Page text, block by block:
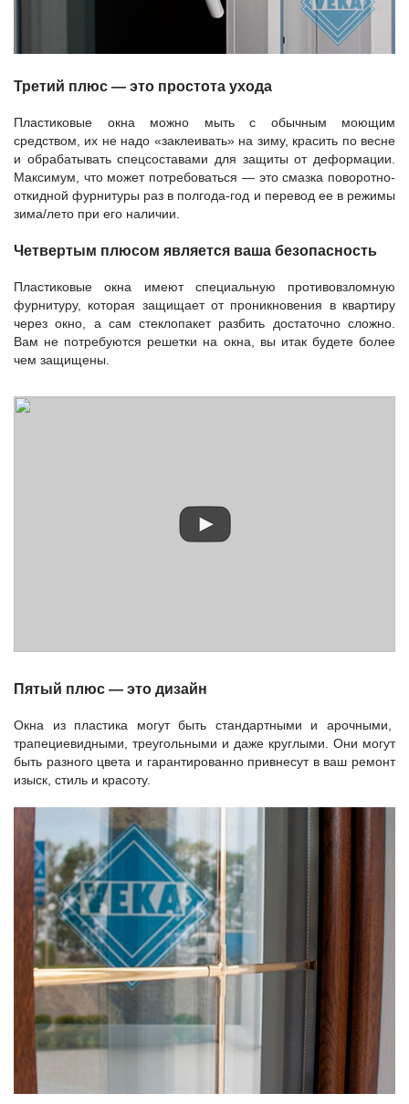
Третий плюс — это простота ухода
Пластиковые окна можно мыть с обычным моющим
средством, их не надо «заклеивать» на зиму, красить по весне
и обрабатывать спецсоставами для защиты от деформации.
Максимум, что может потребоваться — это смазка поворотно-
откидной фурнитуры раз в полгода-год и перевод ее в режимы
зима/лето при его наличии.
Четвертым плюсом является ваша безопасность
Пластиковые окна имеют специальную противовзломную
фурнитуру, которая защищает от проникновения в квартиру
через окно, а сам стеклопакет разбить достаточно сложно.
Вам не потребуются решетки на окна, вы итак будете более
чем защищены.
Пятый плюс — это дизайн
Окна из пластика могут быть стандартными и арочными,
трапециевидными, треугольными и даже круглыми. Они могут
быть разного цвета и гарантированно привнесут в ваш ремонт
изыск, стиль и красоту.